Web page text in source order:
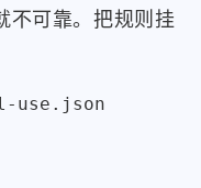
不可靠。把规则挂
use.json